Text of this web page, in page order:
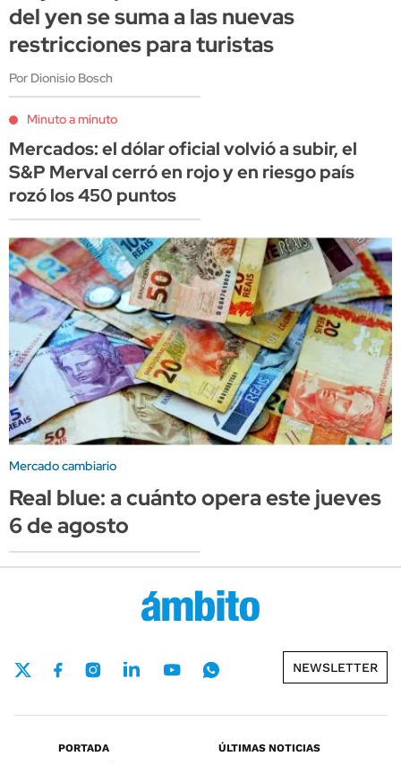
del yen se suma a las nuevas
restricciones para turistas
Por Dionisio Bosch
Minuto a minuto
Mercados: el dólar oficial volvió a subir, el
S&P Merval cerró en rojo y en riesgo país
rozó los 450 puntos
Mercado cambiario
Real blue: a cuánto opera este jueves
6 de agosto
NEWSLETTER
PORTADA
ÚLTIMAS NOTICIAS